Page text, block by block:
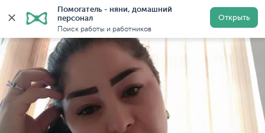
Помогатель - няни, домашний
персонал
Поиск работы и работников
Открыть
Главная Домработницы Домработницы в Москве